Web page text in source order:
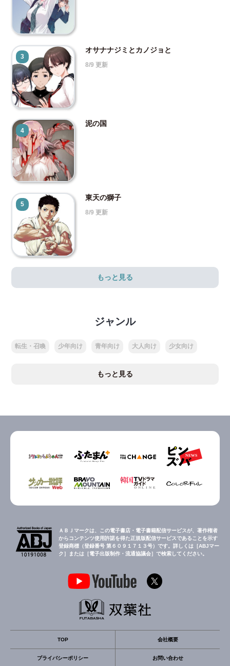
3
オサナナジミとカノジョと
8/9 更新
4
泥の国
5
東天の獅子
8/9 更新
もっと見る
ジャンル
転生・召喚 少年向け 青年向け 大人向け 少女向け
もっと見る
ＡＢＪマークは、この電子書店・電子書籍配信サービスが、著作権者
からコンテンツ使用許諾を得た正規版配信サービスであることを示す
登録商標（登録番号 第６０９１７１３号）です。詳しくは［ABJマー
ク］または［電子出版制作・流通協議会］で検索してください。
TOP 会社概要
プライバシーポリシー お問い合わせ